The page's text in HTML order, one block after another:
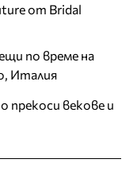
от Bridal
по време на
Италия
векове и